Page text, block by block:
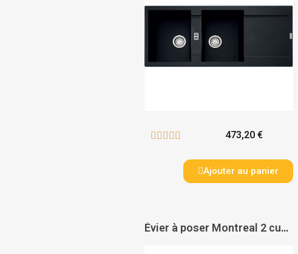
     473,20 €
Ajouter au panier
Évier à poser Montreal 2 cuves + 1 égouttoir - MODERNA